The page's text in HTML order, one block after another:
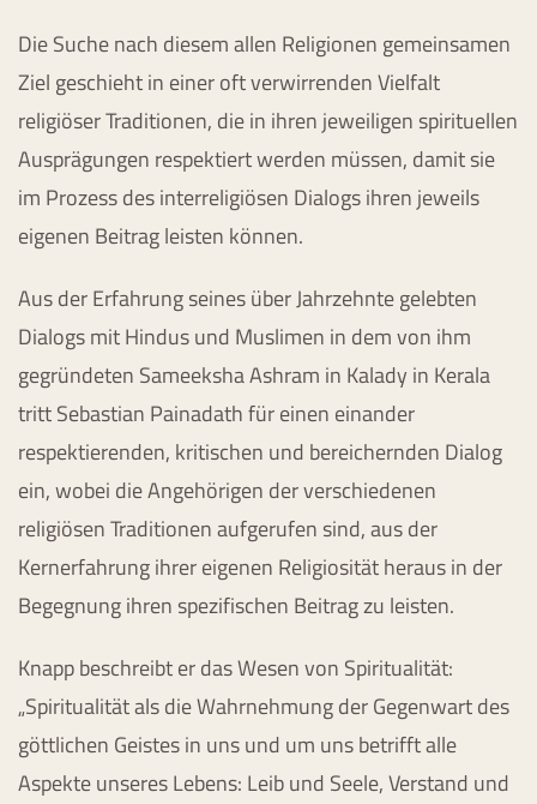
Die Suche nach diesem allen Religionen gemeinsamen
Ziel geschieht in einer oft verwirrenden Vielfalt
religiöser Traditionen, die in ihren jeweiligen spirituellen
Ausprägungen respektiert werden müssen, damit sie
im Prozess des interreligiösen Dialogs ihren jeweils
eigenen Beitrag leisten können.
Aus der Erfahrung seines über Jahrzehnte gelebten
Dialogs mit Hindus und Muslimen in dem von ihm
gegründeten Sameeksha Ashram in Kalady in Kerala
tritt Sebastian Painadath für einen einander
respektierenden, kritischen und bereichernden Dialog
ein, wobei die Angehörigen der verschiedenen
religiösen Traditionen aufgerufen sind, aus der
Kernerfahrung ihrer eigenen Religiosität heraus in der
Begegnung ihren spezifischen Beitrag zu leisten.
Knapp beschreibt er das Wesen von Spiritualität:
„Spiritualität als die Wahrnehmung der Gegenwart des
göttlichen Geistes in uns und um uns betrifft alle
Aspekte unseres Lebens: Leib und Seele, Verstand und